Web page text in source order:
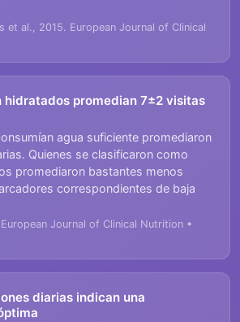
et al., 2015. European Journal of Clinical
hidratados promedian 7±2 visitas
agua suficiente promediaron
Quienes se clasificaron como
promediaron bastantes menos
correspondientes de baja
Journal of Clinical Nutrition •
diarias indican una